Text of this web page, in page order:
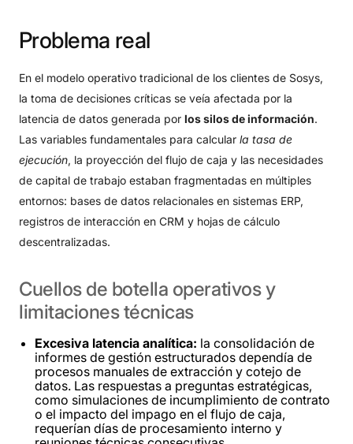
Problema real
En el modelo operativo tradicional de los clientes de Sosys,
la toma de decisiones críticas se veía afectada por la
latencia de datos generada por los silos de información.
Las variables fundamentales para calcular la tasa de
ejecución, la proyección del flujo de caja y las necesidades
de capital de trabajo estaban fragmentadas en múltiples
entornos: bases de datos relacionales en sistemas ERP,
registros de interacción en CRM y hojas de cálculo
descentralizadas.
Cuellos de botella operativos y
limitacionestécnicas
Excesiva latencia analítica: la consolidación de
informes de gestión estructurados dependía de
procesos manuales de extracción y cotejo de
datos. Las respuestas a preguntas estratégicas,
como simulaciones de incumplimiento de contrato
o el impacto del impago en el flujo de caja,
requerían días de procesamiento interno y